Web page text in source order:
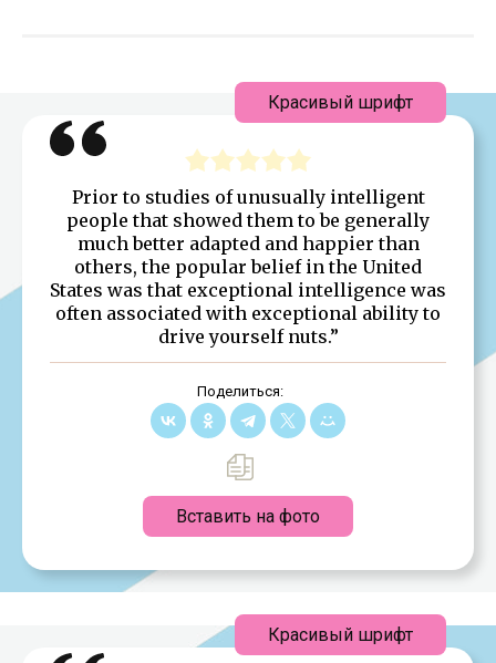
Prior to studies of unusually intelligent
people that showed them to be generally
much better adapted and happier than
others, the popular belief in the United
States was that exceptional intelligence was
often associated with exceptional ability to
drive yourself nuts.”
Поделиться:
Вставить на фото
Красивый шрифт
Красивый шрифт